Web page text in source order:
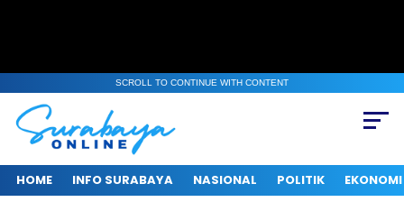
SCROLL TO CONTINUE WITH CONTENT
HOME INFO SURABAYA NASIONAL POLITIK EKONOMI